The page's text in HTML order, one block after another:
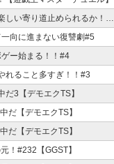
【デモエクTS】同時襲撃されてるけど楽しい寄り道止められるか！？#6
向に進まない復讐劇#5
ゲー始まる！！#4
れること多すぎ！！#3
3【デモエクTS】
だ【デモエクTS】
だ【デモエクTS】
！#232【GGST】